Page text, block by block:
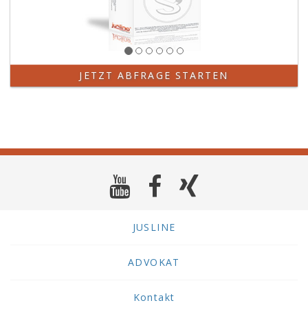
JETZT ABFRAGE STARTEN
JUSLINE
ADVOKAT
Kontakt